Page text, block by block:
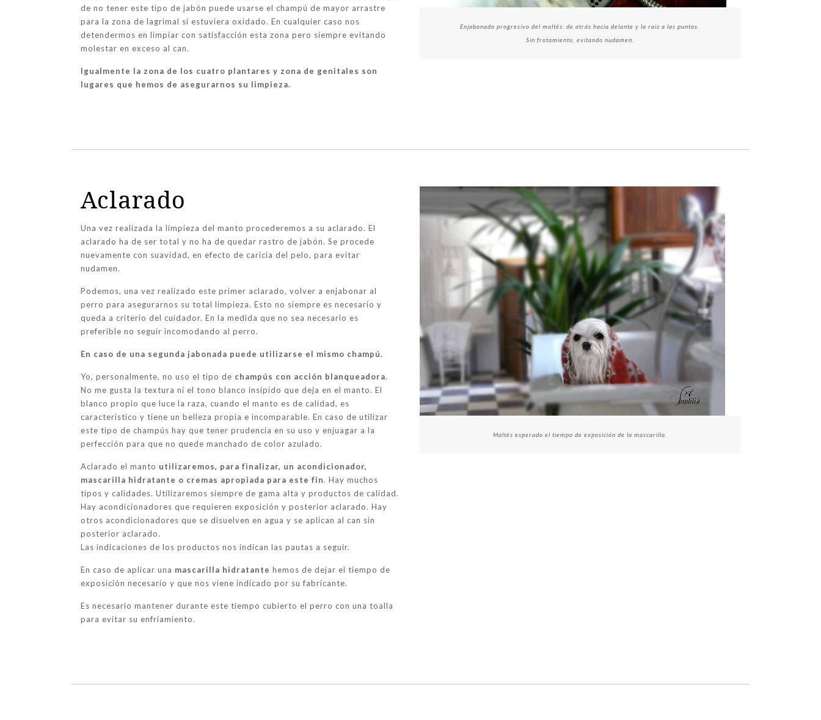
de no tener este tipo de jabón puede usarse el champú de mayor arrastre
para la zona de lagrimal si estuviera oxidado. En cualquier caso nos
detendermos en limpiar con satisfacción esta zona pero siempre evitando
molestar en exceso al can.
Igualmente la zona de los cuatro plantares y zona de genitales son
lugares que hemos de asegurarnos su limpieza.
Enjabonado progresivo del maltés: de atrás hacia delante y la raiz a las puntas.
Sin frotamiento, evitando nudamen.
Aclarado
Una vez realizada la limpieza del manto procederemos a su aclarado. El
aclarado ha de ser total y no ha de quedar rastro de jabón. Se procede
nuevamente con suavidad, en efecto de caricia del pelo, para evitar
nudamen.
Podemos, una vez realizado este primer aclarado, volver a enjabonar al
perro para asegurarnos su total limpieza. Esto no siempre es necesario y
queda a criterio del cuidador. En la medida que no sea necesario es
preferible no seguir incomodando al perro.
En caso de una segunda jabonada puede utilizarse el mismo champú.
Yo, personalmente, no uso el tipo de champús con acción blanqueadora.
No me gusta la textura ni el tono blanco insípido que deja en el manto. El
blanco propio que luce la raza, cuando el manto es de calidad, es
característico y tiene un belleza propia e incomparable. En caso de utilizar
este tipo de champús hay que tener prudencia en su uso y enjuagar a la
perfección para que no quede manchado de color azulado.
Aclarado el manto utilizaremos, para finalizar, un acondicionador,
mascarilla hidratante o cremas apropiada para este fin. Hay muchos
tipos y calidades. Utilizaremos siempre de gama alta y productos de calidad.
Hay acondicionadores que requieren exposición y posterior aclarado. Hay
otros acondicionadores que se disuelven en agua y se aplican al can sin
posterior aclarado.
Las indicaciones de los productos nos indican las pautas a seguir.
En caso de aplicar una mascarilla hidratante hemos de dejar el tiempo de
exposición necesario y que nos viene indicado por su fabricante.
Es necesario mantener durante este tiempo cubierto el perro con una toalla
para evitar su enfriamiento.
Maltés esperado el tiempo de exposición de la mascarilla.